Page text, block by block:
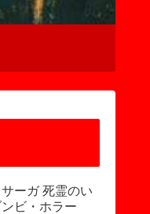
サーガ 死霊のい
ビ・ホラー